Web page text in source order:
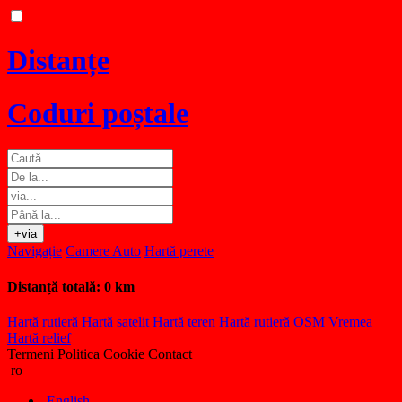
Distanțe
Coduri poștale
+via
Navigație Camere Auto Hartă perete
Distanță totală: 0 km
Hartă rutieră Hartă satelit Hartă teren Hartă rutieră OSM Vremea
Hartă relief
Termeni Politica Cookie Contact
ro